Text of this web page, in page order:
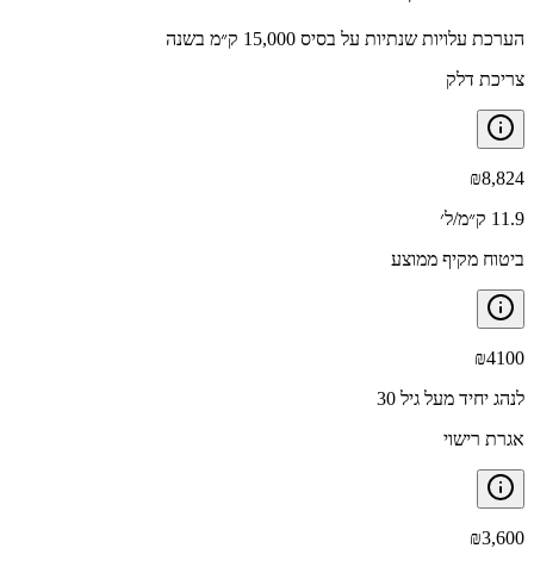
הערכת עלויות שנתיות על בסיס 15,000 ק״מ בשנה
צריכת דלק
₪8,824
11.9 ק״מ/ל׳
ביטוח מקיף ממוצע
₪4100
לנהג יחיד מעל גיל 30
אגרת רישוי
₪3,600